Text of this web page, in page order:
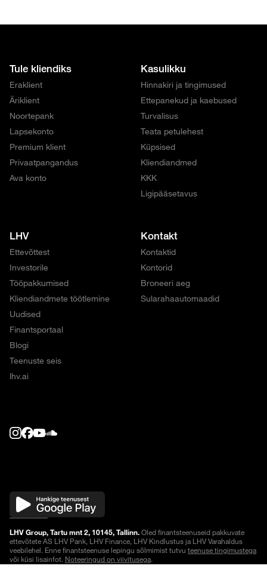
Tule kliendiks
Eraklient
Äriklient
Noortepank
Lapsekonto
Premium klient
Privaatpangandus
Ava konto
Kasulikku
Hinnakiri ja tingimused
Ettepanekud ja kaebused
Turvalisus
Teata petulehest
Küpsised
Kliendiandmed
KKK
Ligipääsetavus
LHV
Ettevõttest
Investorile
Tööpakkumised
Kliendiandmete töötlemine
Uudised
Finantsportaal
Blogi
Teenuste seis
lhv.ai
Kontakt
Kontaktid
Kontorid
Broneeri aeg
Sularahaautomaadid
LHV Group, Tartu mnt 2, 10145, Tallinn.Oled finantsteenuseid pakkuvate
ettevõtete AS LHV Pank, LHV Finance, LHV Kindlustus ja LHV Varahaldus
veebilehel. Enne finantsteenuse lepingu sõlmimist tutvu teenuse tingimustega
või küsi lisainfot. Noteeringud on viivitusega.